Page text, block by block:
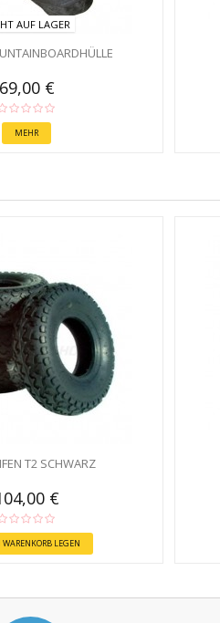
AUF LAGER
69,00 €
MEHR
T2 SCHWARZ
€
LEGEN